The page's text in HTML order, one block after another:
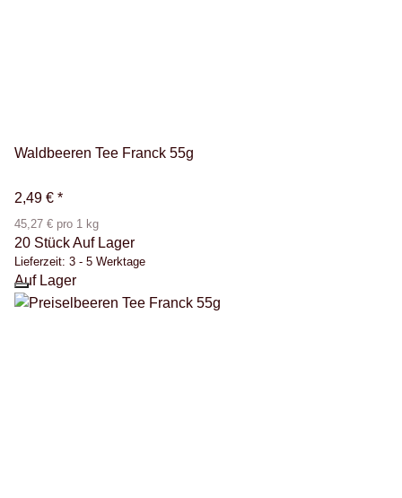
Waldbeeren Tee Franck 55g
2,49 € *
45,27 € pro 1 kg
20 Stück Auf Lager
Lieferzeit: 3 - 5 Werktage
Auf Lager